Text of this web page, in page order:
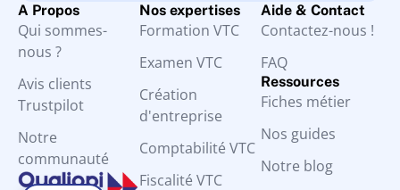
A Propos
Qui sommes-
nous ?
Avis clients
Trustpilot
Notre
communauté
Nos expertises
Formation VTC
Examen VTC
Création
d'entreprise
Comptabilité VTC
Fiscalité VTC
Aide & Contact
Contactez-nous !
FAQ
Ressources
Fiches métier
Nos guides
Notre blog